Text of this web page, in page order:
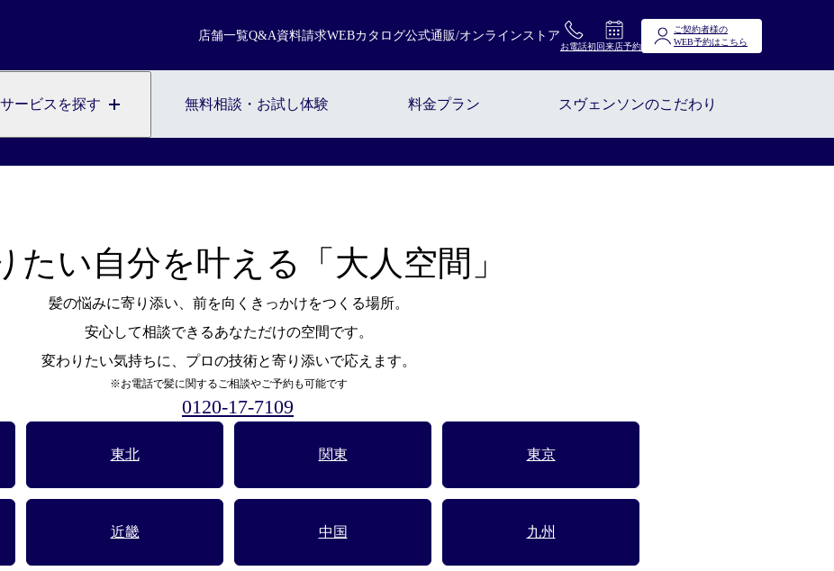
店舗一覧Q&A資料請求WEBカタログ公式通販/オンラインストア
お電話初回来店予約
ご契約者様の
WEB予約はこちら
ービスを探す 無料相談・お試し体験 料金プラン スヴェンソンのこだわり
まずは無料相談を。お気軽にご来店ください。
0120-17-7109
店舗一覧
たい自分を叶える「大人空間」
髪の悩みに寄り添い、前を向くきっかけをつくる場所。
安心して相談できるあなただけの空間です。
変わりたい気持ちに、プロの技術と寄り添いで応えます。
※お電話で髪に関するご相談やご予約も可能です
0120-17-7109
東北 関東 東京
近畿 中国 九州